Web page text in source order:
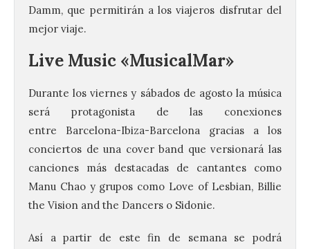
Damm, que permitirán a los viajeros disfrutar del
mejor viaje.
Live Music «MusicalMar»
Durante los viernes y sábados de agosto la música
será protagonista de las conexiones
entre Barcelona-Ibiza-Barcelona gracias a los
conciertos de una cover band que versionará las
canciones más destacadas de cantantes como
Manu Chao y grupos como Love of Lesbian, Billie
the Vision and the Dancers o Sidonie.
Así a partir de este fin de semana se podrá